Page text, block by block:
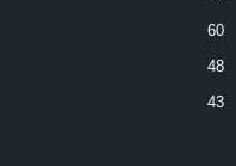
60
48
43